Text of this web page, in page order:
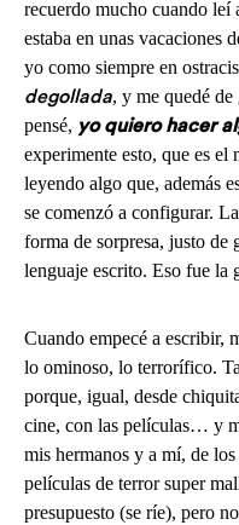
recuerdo mucho cuando
estaba en unas vacaciones
yo como siempre en
degollada, y me quedé de
pensé, yo quiero hacer
experimente esto, que es el
leyendo algo que, además
se comenzó a configurar.
forma de sorpresa, justo de
lenguaje escrito. Eso fue la
Cuando empecé a escribir,
lo ominoso, lo terrorífico.
porque, igual, desde
cine, con las películas… y
mis hermanos y a mí, de
películas de terror super
presupuesto (se ríe), pero